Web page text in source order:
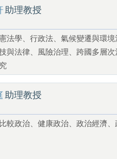
助理教授
法學、行政法、氣候變遷與環
與法律、風險治理、跨國多層
助理教授
比較政治、健康政治、政治經濟